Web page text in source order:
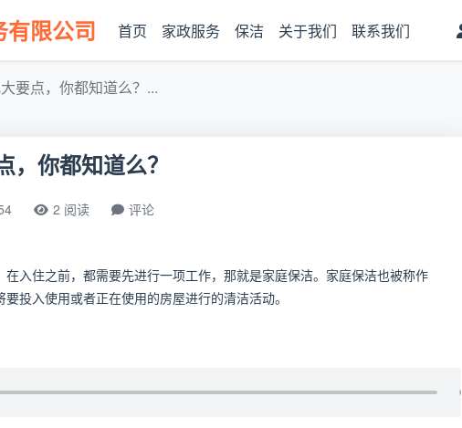
有限公司 首页 家政服务 保洁 关于我们 联系我们
要点，你都知道么？...
，你都知道么？
2 阅读 评论
在入住之前，都需要先进行一项工作，那就是家庭保洁。家庭保洁也被称作
投入使用或者正在使用的房屋进行的清洁活动。